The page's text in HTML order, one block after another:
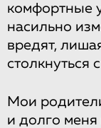
комфортные
насильно
вредят,
столкнуться
Мои
и долго меня